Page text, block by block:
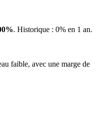
. Historique : 0% en 1 an.
faible, avec une marge de